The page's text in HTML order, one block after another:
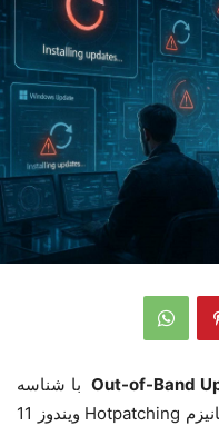
Out-of-Band با شناسه
Hotpatching ویندوز 11